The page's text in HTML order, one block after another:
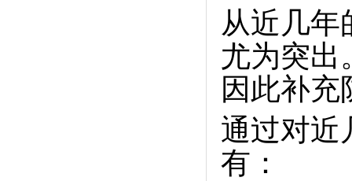
从近几年
尤为突出
因此补
通过对近
有：